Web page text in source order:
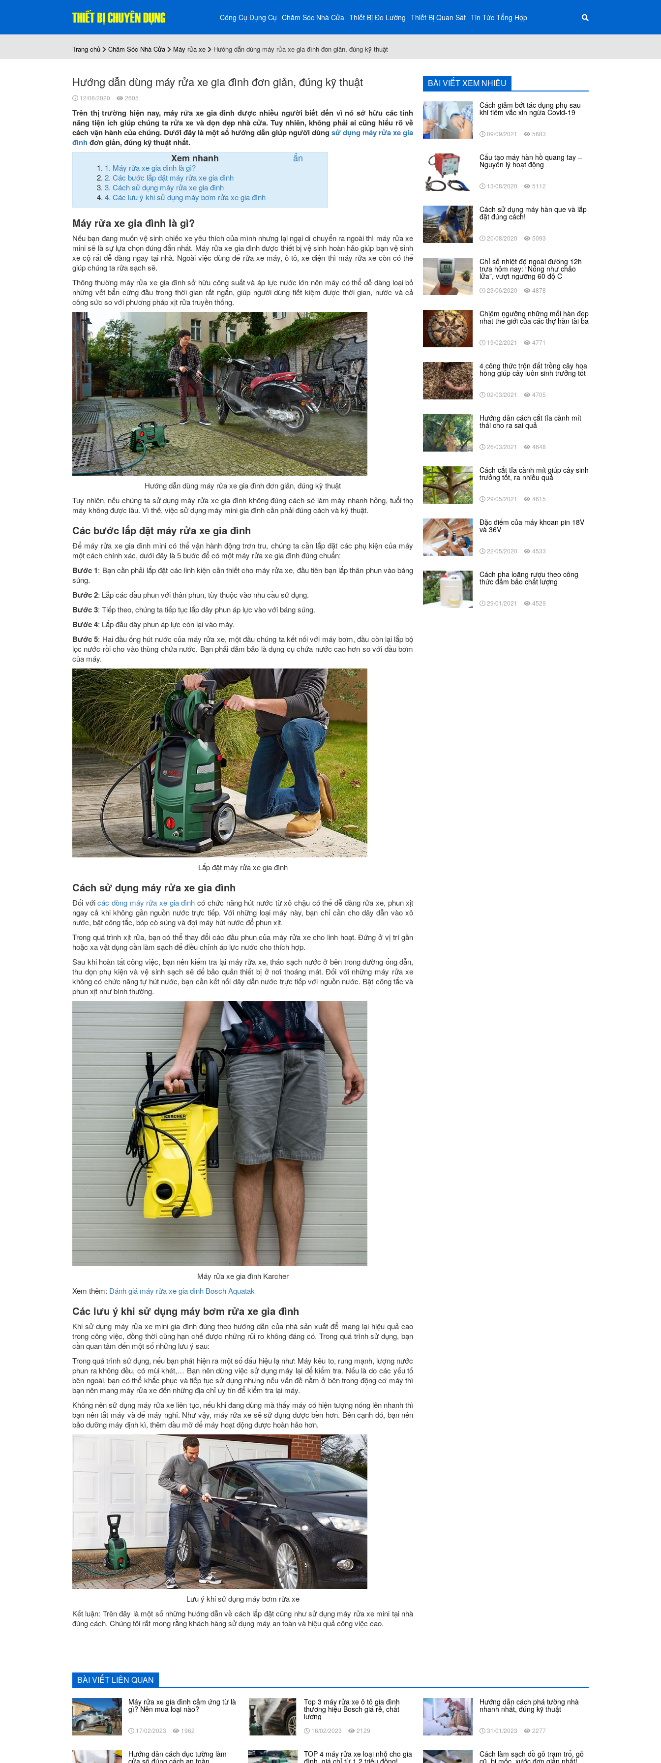
Công Cụ Dụng Cụ Chăm Sóc Nhà Cửa Thiết Bị Đo Lường Thiết Bị Quan Sát Tin Tức Tổng Hợp
Trang chủ Chăm Sóc Nhà Cửa Máy rửa xe Hướng dẫn dùng máy rửa xe gia đình đơn giản, đúng kỹ thuật
Hướng dẫn dùng máy rửa xe gia đình đơn giản, đúng kỹ thuật
12/06/2020 2605
Trên thị trường hiện nay, máy rửa xe gia đình được nhiều người biết đến vì nó sở hữu các tính
năng tiện ích giúp chúng ta rửa xe và dọn dẹp nhà cửa. Tuy nhiên, không phải ai cũng hiểu rõ về
cách vận hành của chúng. Dưới đây là một số hướng dẫn giúp người dùngsử dụng máy rửa xe gia
đình đơn giản, đúng kỹ thuật nhất.
Xem nhanh ẩn
1. Máy rửa xe gia đình là gì?
2. Các bước lắp đặt máy rửa xe gia đình
3. Cách sử dụng máy rửa xe gia đình
4. Các lưu ý khi sử dụng máy bơm rửa xe gia đình
Máy rửa xe gia đình là gì?
Nếu bạn đang muốn vệ sinh chiếc xe yêu thích của mình nhưng lại ngại di chuyển ra ngoài thì máy rửa xe
mini sẽ là sự lựa chọn đúng đắn nhất. Máy rửa xe gia đình được thiết bị vệ sinh hoàn hảo giúp bạn vệ sinh
xe cộ rất dễ dàng ngay tại nhà. Ngoài việc dùng để rửa xe máy, ô tô, xe điện thì máy rửa xe còn có thể
giúp chúng ta rửa sạch sẽ.
Thông thường máy rửa xe gia đình sở hữu công suất và áp lực nước lớn nên máy có thể dễ dàng loại bỏ
những vết bẩn cứng đầu trong thời gian rất ngắn, giúp người dùng tiết kiệm được thời gian, nước và cả
công sức so với phương pháp xịt rửa truyền thống.
Hướng dẫn dùng máy rửa xe gia đình đơn giản, đúng kỹ thuật
Tuy nhiên, nếu chúng ta sử dụng máy rửa xe gia đình không đúng cách sẽ làm máy nhanh hỏng, tuổi thọ
máy không được lâu. Vì thế, việc sử dụng máy mini gia đình cần phải đúng cách và kỹ thuật.
Các bước lắp đặt máy rửa xe gia đình
Để máy rửa xe gia đình mini có thể vận hành động trơn tru, chúng ta cần lắp đặt các phụ kiện của máy
một cách chính xác, dưới đây là 5 bước để có một máy rửa xe gia đình đúng chuẩn:
Bước 1: Bạn cần phải lắp đặt các linh kiện cần thiết cho máy rửa xe, đầu tiên bạn lắp thân phun vào báng
súng.
Bước 2: Lắp các đầu phun với thân phun, tùy thuộc vào nhu cầu sử dụng.
Bước 3: Tiếp theo, chúng ta tiếp tục lắp dây phun áp lực vào với báng súng.
Bước 4: Lắp đầu dây phun áp lực còn lại vào máy.
Bước 5: Hai đầu ống hút nước của máy rửa xe, một đầu chúng ta kết nối với máy bơm, đầu còn lại lắp bộ
lọc nước rồi cho vào thùng chứa nước. Bạn phải đảm bảo là dụng cụ chứa nước cao hơn so với đầu bơm
của máy.
Lắp đặt máy rửa xe gia đình
Cách sử dụng máy rửa xe gia đình
Đối vớicác dòng máy rửa xe gia đình có chức năng hút nước từ xô chậu có thể dễ dàng rửa xe, phun xịt
ngay cả khi không gần nguồn nước trực tiếp. Với những loại máy này, bạn chỉ cần cho dây dẫn vào xô
nước, bật công tắc, bóp cò súng và đợi máy hút nước để phun xịt.
Trong quá trình xịt rửa, bạn có thể thay đổi các đầu phun của máy rửa xe cho linh hoạt. Đứng ở vị trí gần
hoặc xa vật dụng cần làm sạch để điều chỉnh áp lực nước cho thích hợp.
Sau khi hoàn tất công việc, bạn nên kiểm tra lại máy rửa xe, tháo sạch nước ở bên trong đường ống dẫn,
thu dọn phụ kiện và vệ sinh sạch sẽ để bảo quản thiết bị ở nơi thoáng mát. Đối với những máy rửa xe
không có chức năng tự hút nước, bạn cần kết nối dây dẫn nước trực tiếp với nguồn nước. Bật công tắc và
phun xịt như bình thường.
Máy rửa xe gia đình Karcher
Xem thêm: Đánh giá máy rửa xe gia đình Bosch Aquatak
Các lưu ý khi sử dụng máy bơm rửa xe gia đình
Khi sử dụng máy rửa xe mini gia đình đúng theo hướng dẫn của nhà sản xuất để mang lại hiệu quả cao
trong công việc, đồng thời cũng hạn chế được những rủi ro không đáng có. Trong quá trình sử dụng, bạn
cần quan tâm đến một số những lưu ý sau:
Trong quá trình sử dụng, nếu bạn phát hiện ra một số dấu hiệu lạ như: Máy kêu to, rung mạnh, lượng nước
phun ra không đều, có mùi khét,… Bạn nên dừng việc sử dụng máy lại để kiểm tra. Nếu là do các yếu tố
bên ngoài, bạn có thể khắc phục và tiếp tục sử dụng nhưng nếu vấn đề nằm ở bên trong động cơ máy thì
bạn nên mang máy rửa xe đến những địa chỉ uy tín để kiểm tra lại máy.
Không nên sử dụng máy rửa xe liên tục, nếu khi đang dùng mà thấy máy có hiện tượng nóng lên nhanh thì
bạn nên tắt máy và để máy nghỉ. Như vậy, máy rửa xe sẽ sử dụng được bền hơn. Bên cạnh đó, bạn nên
bảo dưỡng máy định kì, thêm dầu mỡ để máy hoạt động được hoàn hảo hơn.
Lưu ý khi sử dụng máy bơm rửa xe
Kết luận: Trên đây là một số những hướng dẫn về cách lắp đặt cũng như sử dụng máy rửa xe mini tại nhà
đúng cách. Chúng tôi rất mong rằng khách hàng sử dụng máy an toàn và hiệu quả công việc cao.
BÀI VIẾT XEM NHIỀU
Cách giảm bớt tác dụng phụ sau
khi tiêm vắc xin ngừa Covid-19
09/09/2021 5683
Cấu tạo máy hàn hồ quang tay –
Nguyên lý hoạt động
13/08/2020 5112
Cách sử dụng máy hàn que và lắp
đặt đúng cách!
20/08/2020 5093
Chỉ số nhiệt độ ngoài đường 12h
trưa hôm nay: “Nóng như chảo
lửa”, vượt ngưỡng 60 độ C
23/06/2020 4878
Chiêm ngưỡng những mối hàn đẹp
nhất thế giới của các thợ hàn tài ba
19/02/2021 4771
4 công thức trộn đất trồng cây hoa
hồng giúp cây luôn sinh trưởng tốt
02/03/2021 4705
Hướng dẫn cách cắt tỉa cành mít
thái cho ra sai quả
26/03/2021 4648
Cách cắt tỉa cành mít giúp cây sinh
trưởng tốt, ra nhiều quả
29/05/2021 4615
Đặc điểm của máy khoan pin 18V
và 36V
22/05/2020 4533
Cách pha loãng rượu theo công
thức đảm bảo chất lượng
29/01/2021 4529
BÀI VIẾT LIÊN QUAN
Máy rửa xe gia đình cảm ứng từ là
gì? Nên mua loại nào?
17/02/2023 1962
Top 3 máy rửa xe ô tô gia đình
thương hiệu Bosch giá rẻ, chất
lượng
16/02/2023 2129
Hướng dẫn cách phá tường nhà
nhanh nhất, đúng kỹ thuật
31/01/2023 2277
Hướng dẫn cách đục tường làm
cửa sổ đúng cách an toàn
TOP 4 máy rửa xe loại nhỏ cho gia
đình, giá chỉ từ 1,2 triệu đồng!
Cách làm sạch đồ gỗ trạm trổ, gỗ
cũ, bị mốc, xước đơn giản nhất!